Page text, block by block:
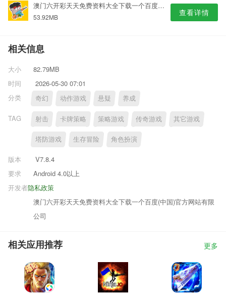
澳门六开彩天天免费资料大全下载一个百度V8.4专业版
53.92MB 查看详情
相关信息
大小
82.79MB
时间
2026-05-30 07:01
分类
奇幻 动作游戏 悬疑 养成
TAG 射击 卡牌策略 策略游戏 传奇游戏 其它游戏
塔防游戏 生存冒险 角色扮演
版本
V7.8.4
要求
Android 4.0以上
隐私政策
开发者
澳门六开彩天天免费资料大全下载一个百度(中国)官方网站有限
公司
相关应用推荐 更多